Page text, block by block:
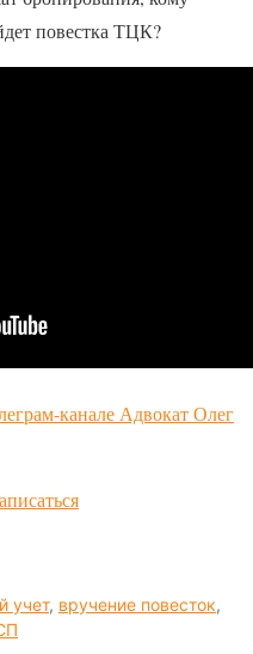
повестка ТЦК?
канале Адвокат Олег
учет, вручение повесток,